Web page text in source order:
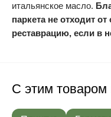
итальянское масло.
паркета не отходит
реставрацию, если в
С этим товаром